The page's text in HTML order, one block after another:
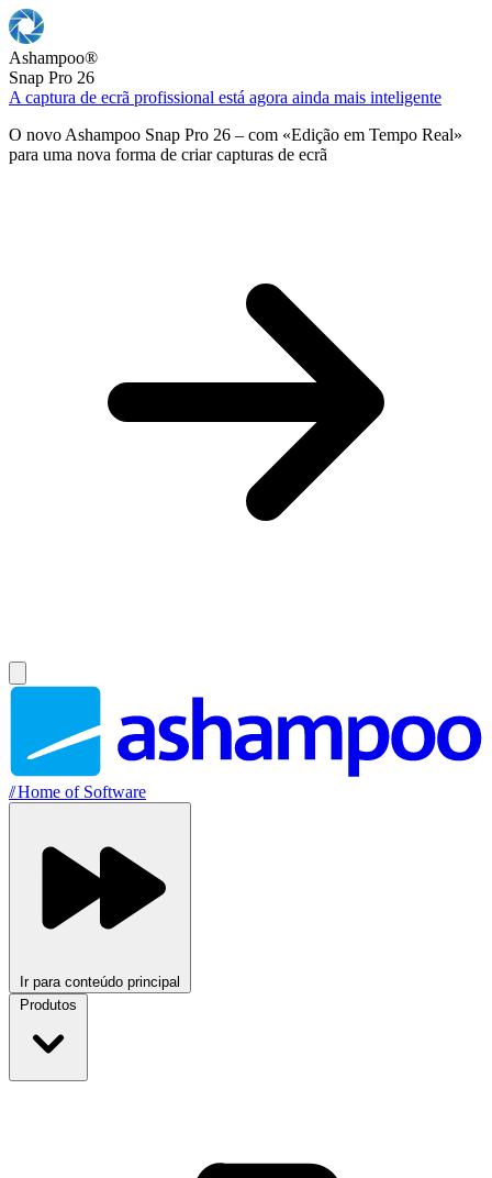
Ashampoo®
Snap Pro 26
A captura de ecrã profissional está agora ainda mais inteligente
O novo Ashampoo Snap Pro 26 – com «Edição em Tempo Real»
para uma nova forma de criar capturas de ecrã
//Home of Software
Ir para conteúdo principal
Produtos